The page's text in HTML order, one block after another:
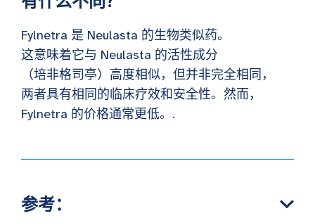
Fylnetra 是 Neulasta 的生物类似药。
这意味着它与 Neulasta 的活性成分
（培非格司亭）高度相似，但并非完全相同，
两者具有相同的临床疗效和安全性。然而，
Fylnetra 的价格通常更低。.
参考：